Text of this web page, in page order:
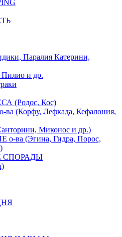
Паралия Катерини,
и др.
(Родос, Кос)
(Корфу, Лефкада, Кефалония,
Миконос и др.)
ва (Эгина, Гидра, Порос,
СПОРАДЫ